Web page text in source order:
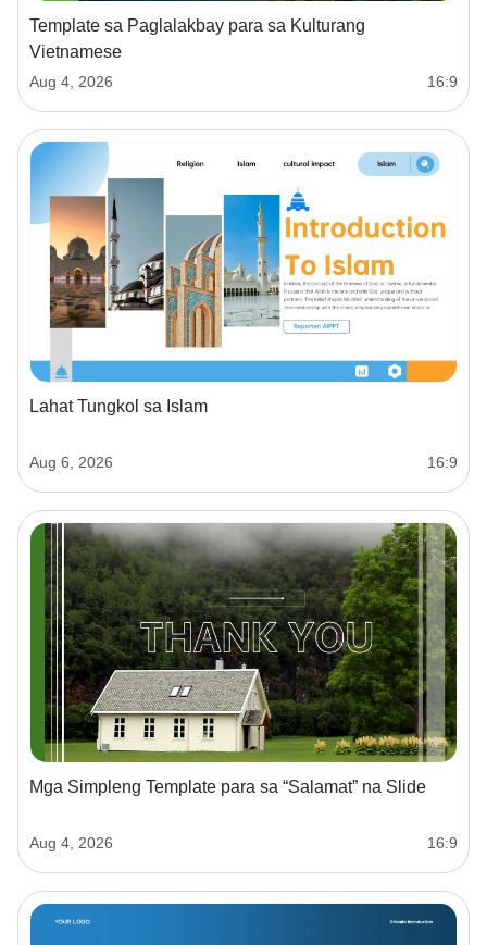
Template sa Paglalakbay para sa Kulturang
Vietnamese
Aug 4, 2026 16:9
Lahat Tungkol sa Islam
Aug 6, 2026 16:9
Mga Simpleng Template para sa “Salamat” na Slide
Aug 4, 2026 16:9